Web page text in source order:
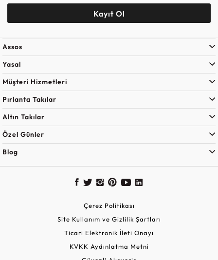
Kayıt Ol
Assos
Yasal
Müşteri Hizmetleri
Pırlanta Takılar
Altın Takılar
Özel Günler
Blog
Çerez Politikası
Site Kullanım ve Gizlilik Şartları
Ticari Elektronik İleti Onayı
KVKK Aydınlatma Metni